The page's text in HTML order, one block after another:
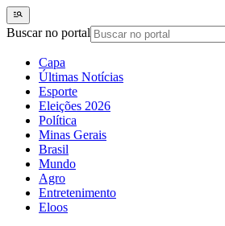
Buscar no portal
Capa
Últimas Notícias
Esporte
Eleições 2026
Política
Minas Gerais
Brasil
Mundo
Agro
Entretenimento
Eloos